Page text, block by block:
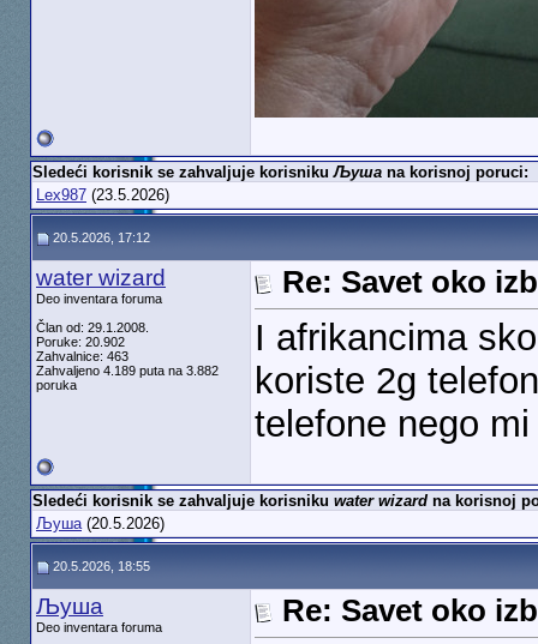
Sledeći korisnik se zahvaljuje korisnikuЉушаna korisnoj poruci:
Lex987(23.5.2026)
20.5.2026, 17:12
water wizard
Deo inventara foruma
Član od: 29.1.2008.
Poruke: 20.902
Zahvalnice: 463
Zahvaljeno 4.189 puta na 3.882
poruka
Re: Savet oko
I afrikancima
koriste 2g
telefone nego mi
Sledeći korisnik se zahvaljuje korisniku water wizardna korisnoj
Љуша(20.5.2026)
20.5.2026, 18:55
Љуша
Deo inventara foruma
Re: Savet oko